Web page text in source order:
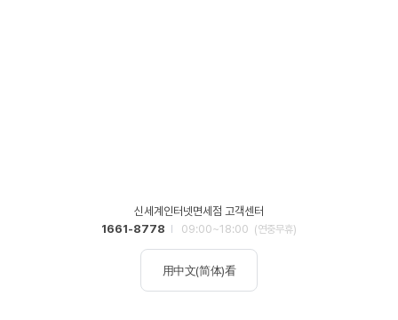
신세계인터넷면세점 고객센터
1661-8778
09:00~18:00 (연중무휴)
用中文(简体)看